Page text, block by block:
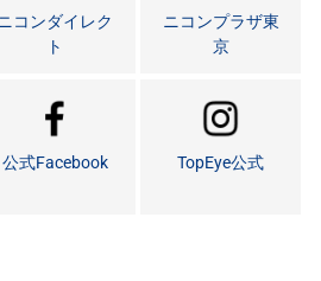
コンダイレク
ト
ニコンプラザ東
京
公式Facebook TopEye公式